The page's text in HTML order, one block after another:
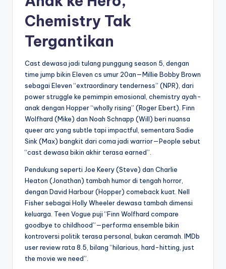
Chemistry Tak
Tergantikan
Cast dewasa jadi tulang punggung season 5, dengan
time jump bikin Eleven cs umur 20an—Millie Bobby Brown
sebagai Eleven “extraordinary tenderness” (NPR), dari
power struggle ke pemimpin emosional, chemistry ayah-
anak dengan Hopper “wholly rising” (Roger Ebert). Finn
Wolfhard (Mike) dan Noah Schnapp (Will) beri nuansa
queer arc yang subtle tapi impactful, sementara Sadie
Sink (Max) bangkit dari coma jadi warrior—People sebut
“cast dewasa bikin akhir terasa earned”.
Pendukung seperti Joe Keery (Steve) dan Charlie
Heaton (Jonathan) tambah humor di tengah horror,
dengan David Harbour (Hopper) comeback kuat. Nell
Fisher sebagai Holly Wheeler dewasa tambah dimensi
keluarga. Teen Vogue puji “Finn Wolfhard compare
goodbye to childhood”—performa ensemble bikin
kontroversi politik terasa personal, bukan ceramah. IMDb
user review rata 8.5, bilang “hilarious, hard-hitting, just
the movie we need”.